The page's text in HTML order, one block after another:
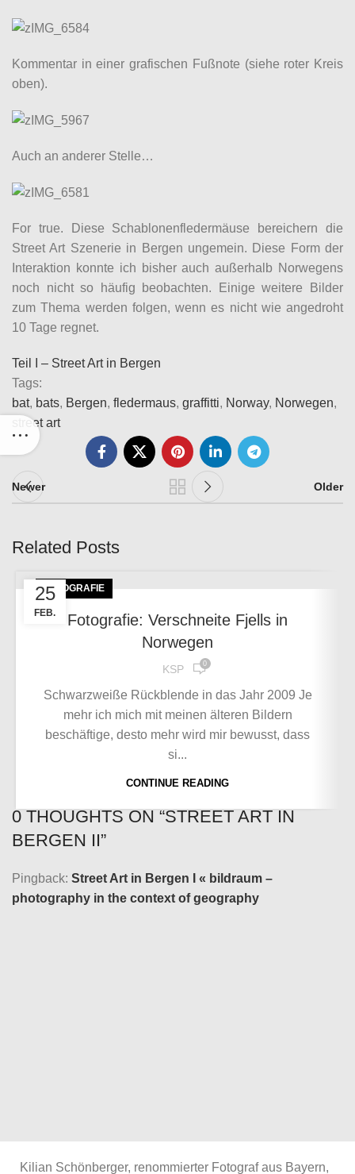
Kommentar in einer grafischen Fußnote (siehe roter Kreis
oben).
Auch an anderer Stelle…
For true. Diese Schablonenfledermäuse bereichern die
Street Art Szenerie in Bergen ungemein. Diese Form der
Interaktion konnte ich bisher auch außerhalb Norwegens
noch nicht so häufig beobachten. Einige weitere Bilder
zum Thema werden folgen, wenn es nicht wie angedroht
10 Tage regnet.
Teil I – Street Art in Bergen
Tags:
bat, bats, Bergen, fledermaus, graffitti, Norway, Norwegen,
street art
Newer Older
Related Posts
25
FEB.
FOTOGRAFIE
Fotografie: Verschneite Fjells in
Norwegen
KSP 0
Schwarzweiße Rückblende in das Jahr 2009 Je
mehr ich mich mit meinen älteren Bildern
beschäftige, desto mehr wird mir bewusst, dass
si...
CONTINUE READING
0 THOUGHTS ON “STREET ART IN
BERGEN II”
Pingback: Street Art in Bergen I « bildraum –
photography in the context of geography
Kilian Schönberger, renommierter Fotograf aus Bayern,